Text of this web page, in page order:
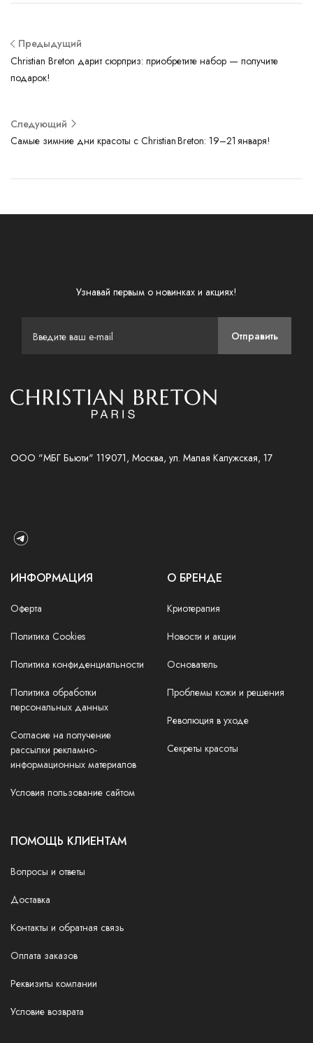
Предыдущий
Christian Breton дарит сюрприз: приобретите набор — получите
подарок!
Следующий
Самые зимние дни красоты с Christian Breton: 19–21 января!
Узнавай первым о новинках и акциях!
Отправить
ООО "МБГ Бьюти" 119071, Москва, ул. Малая Калужская, 17
ИНФОРМАЦИЯ
Оферта
Политика Cookies
Политика конфиденциальности
Политика обработки
персональных данных
Согласие на получение
рассылки рекламно-
информационных материалов
Условия пользование сайтом
О БРЕНДЕ
Криотерапия
Новости и акции
Основатель
Проблемы кожи и решения
Революция в уходе
Секреты красоты
ПОМОЩЬ КЛИЕНТАМ
Вопросы и ответы
Доставка
Контакты и обратная связь
Оплата заказов
Реквизиты компании
Условие возврата